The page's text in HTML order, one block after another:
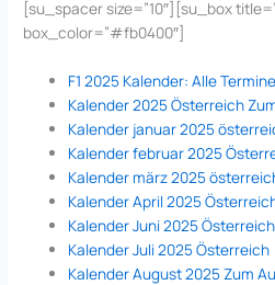
[su_spacer size=”10″][su_box
box_color=”#fb0400″]
F1 2025 Kalender: Alle
Kalender 2025 Österreich
Kalender januar 2025
Kalender februar 2025
Kalender märz 2025
Kalender April 2025
Kalender Juni 2025 Österreich
Kalender Juli 2025 Österreich
Kalender August 2025 Zum